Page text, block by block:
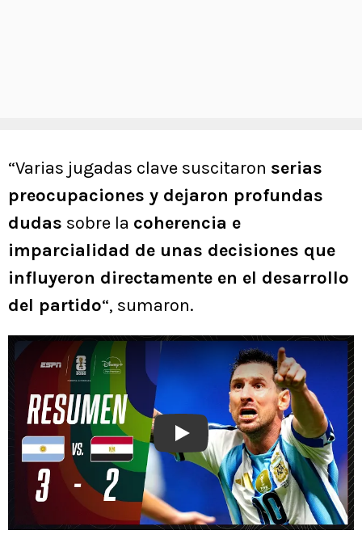
“Varias jugadas clave suscitaron serias
preocupaciones y dejaron profundas
dudas sobre la coherencia e
imparcialidad de unas decisiones que
influyeron directamente en el desarrollo
del partido“, sumaron.
Play